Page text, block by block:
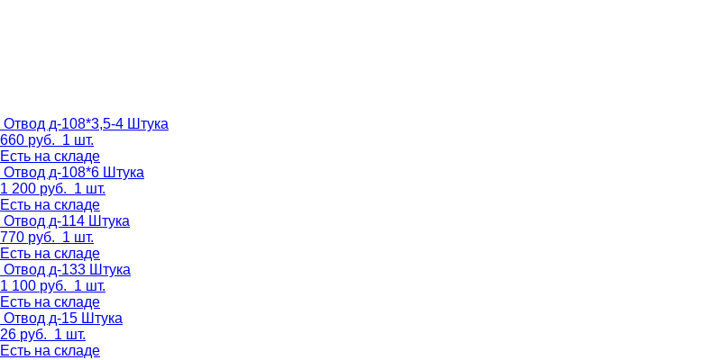
Отвод д-108*3,5-4 Штука
660 руб. 1 шт.
Есть на складе
Отвод д-108*6 Штука
1 200 руб. 1 шт.
Есть на складе
Отвод д-114 Штука
770 руб. 1 шт.
Есть на складе
Отвод д-133 Штука
1 100 руб. 1 шт.
Есть на складе
Отвод д-15 Штука
26 руб. 1 шт.
Есть на складе